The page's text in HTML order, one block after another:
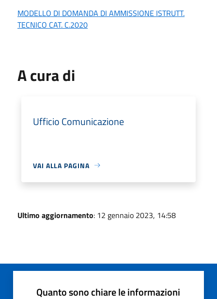
MODELLO DI DOMANDA DI AMMISSIONE ISTRUTT.
TECNICO CAT. C.2020
A cura di
Ufficio Comunicazione
VAI ALLA PAGINA
Ultimo aggiornamento: 12 gennaio 2023, 14:58
Quanto sono chiare le informazioni